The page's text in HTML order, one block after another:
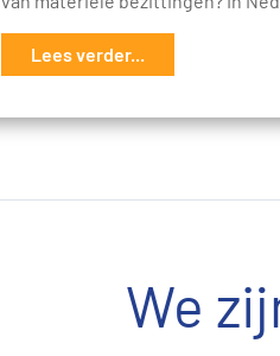
Lees verder...
We